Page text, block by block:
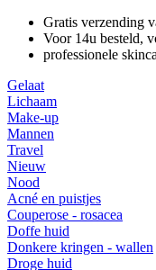
Gratis verzending
Voor 14u besteld,
professionele
Gelaat
Lichaam
Make-up
Mannen
Travel
Nieuw
Nood
Acné en puistjes
Couperose - rosacea
Doffe huid
Donkere kringen - wallen
Droge huid